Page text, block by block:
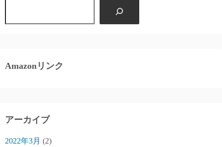
Amazonリンク
アーカイブ
2022年3月 (2)